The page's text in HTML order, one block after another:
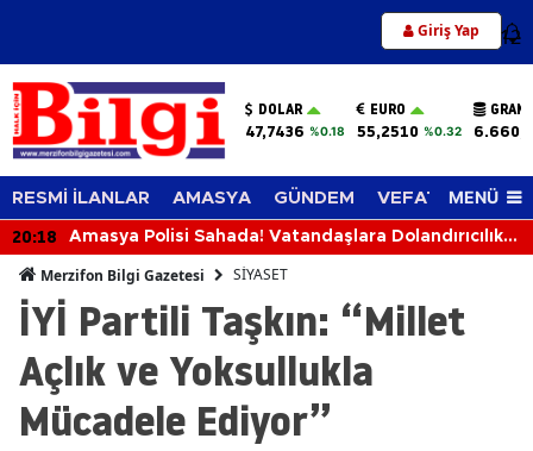
Giriş Yap 12
DOLAR
47,7436 %0.18
EURO
55,2510 %0.32
RESMİ İLANLAR AMASYA GÜNDEM VEFAT EDENLER
MENÜ
20:18
Amasya Polisi Sahada! Vatandaşlara Dolandırıcılık,
Merzifon Bilgi Gazetesi SİYASET
İYİ Partili Taşkın: “Millet
Açlık ve Yoksullukla
Mücadele Ediyor”